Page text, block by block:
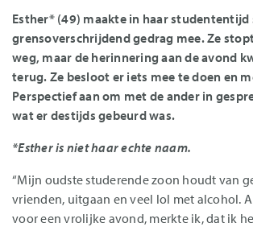
Esther* (49) maakte in haar studententijd
grensoverschrijdend gedrag mee. Ze
weg, maar de herinnering aan de avond
terug. Ze besloot er iets mee te doen en
Perspectief aan om met de ander in
wat er destijds gebeurd was.
*Esther is niet haar echte naam.
“Mijn oudste studerende zoon houdt van
vrienden, uitgaan en veel lol met alcohol.
voor een vrolijke avond, merkte ik, dat ik